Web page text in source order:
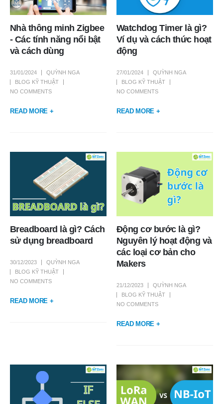
Nhà thông minh Zigbee
- Các tính năng nổi bật
và cách dùng
31/01/2024
QUỲNH NGA
BLOG KỸ THUẬT
NO COMMENTS
READ MORE +
Watchdog Timer là gì?
Ví dụ và cách thức hoạt
động
27/01/2024
QUỲNH NGA
BLOG KỸ THUẬT
NO COMMENTS
READ MORE +
Breadboard là gì? Cách
sử dụng breadboard
30/12/2023
QUỲNH NGA
BLOG KỸ THUẬT
NO COMMENTS
READ MORE +
Động cơ bước là gì?
Nguyên lý hoạt động và
các loại cơ bản cho
Makers
21/12/2023
QUỲNH NGA
BLOG KỸ THUẬT
NO COMMENTS
READ MORE +